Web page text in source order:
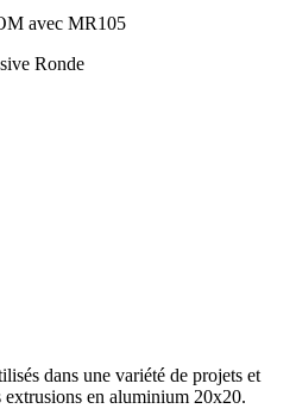
avec MR105
Ronde
dans une variété de projets et
extrusions en aluminium 20x20.